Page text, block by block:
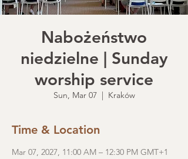
Nabożeństwo
niedzielne | Sunday
worship service
Sun, Mar 07
  |
Kraków
Time & Location
Mar 07, 2027, 11:00 AM – 12:30 PM GMT+1